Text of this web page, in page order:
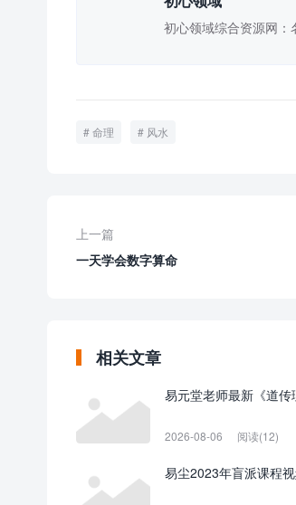
初心领域综合资源网：
命理 风水
上一篇
一天学会数字算命
相关文章
易元堂老师最新《道
2026-08-06 阅读(12)
易尘2023年盲派课程